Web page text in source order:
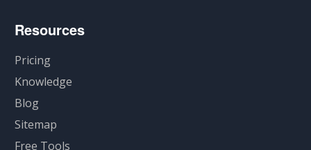
Resources
Pricing
Knowledge
Blog
Sitemap
Free Tools